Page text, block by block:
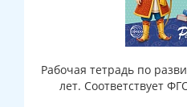
Рабочая тетрадь по
лет. Соответствует